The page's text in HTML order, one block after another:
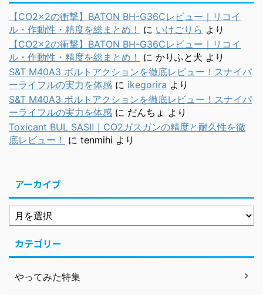
【CO2×2の衝撃】BATON BH-G36Cレビュー｜リコイ
ル・作動性・精度を総まとめ！
に いけごりら より
【CO2×2の衝撃】BATON BH-G36Cレビュー｜リコイ
ル・作動性・精度を総まとめ！
に かりふと犬 より
S&T M40A3 ボルトアクションを徹底レビュー！スナイパ
ーライフルの実力を体感 に ikegorira より
S&T M40A3 ボルトアクションを徹底レビュー！スナイパ
ーライフルの実力を体感 に だんちょ より
Toxicant BUL SASⅡ｜CO2ガスガンの精度と耐久性を徹
底レビュー！
に tenmihi より
アーカイブ
カテゴリー
やってみた特集